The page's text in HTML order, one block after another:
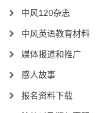
中风120杂志
中风英语教育材料
媒体报道和推广
感人故事
报名资料下载